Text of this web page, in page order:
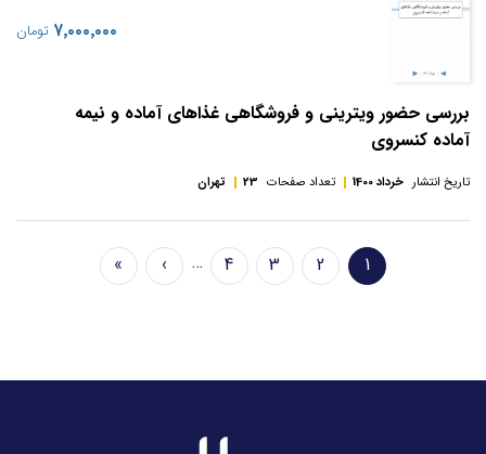
بررسی حضور ویترینی و فروشگاهی غذاهای آماده و نیمه
آماده کنسروی
تاریخ انتشار خرداد 1400 تعداد صفحات 23 تهران
‎۷٬۰۰۰٬۰۰۰ تومان
Paginationصفحه1
Page2
Page3
Page4
…
Next›
Last»